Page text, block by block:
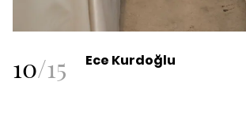
10/15 Ece Kurdoğlu